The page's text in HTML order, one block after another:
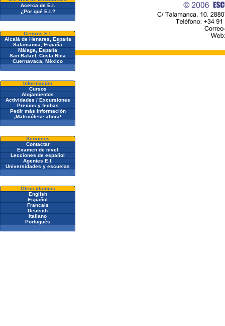
Acerca de E.I.
¿Por qué E.I.?
Centros E.I.
Alcalá de Henares, España
Salamanca, España
Málaga, España
San Rafael, Costa Rica
Cuernavaca, México
Información
Cursos
Alojamientos
Actividades / Excursiones
Precios y fechas
Pedir más información
¡Matricúlese ahora!
Servicios
Contactar
Examen de nivel
Lecciones de español
Agentes E.I.
Universidades y escuelas
Otros idiomas
English
Español
Francais
Deutsch
Italiano
Português